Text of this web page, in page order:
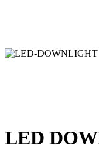
LED